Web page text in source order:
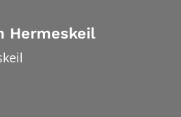
Hermeskeil